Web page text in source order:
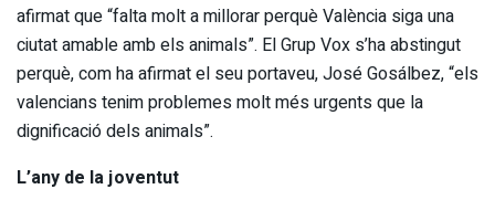
afirmat que “falta molt a millorar perquè València siga una
ciutat amable amb els animals”. El Grup Vox s’ha abstingut
perquè, com ha afirmat el seu portaveu, José Gosálbez, “els
valencians tenim problemes molt més urgents que la
dignificació dels animals”.
L’any de la joventut